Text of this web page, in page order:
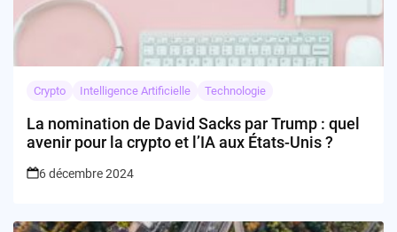
Crypto Intelligence Artificielle Technologie
La nomination de David Sacks par Trump : quel
avenir pour la crypto et l’IA aux États-Unis ?
6 décembre 2024